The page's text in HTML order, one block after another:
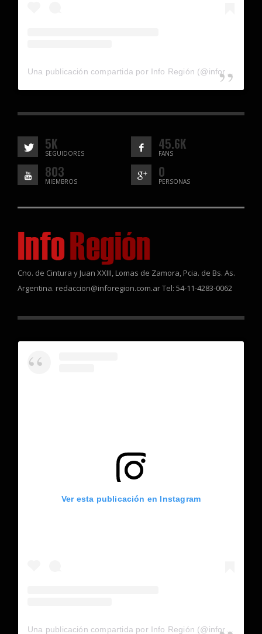
5K
SEGUIDORES
45.6K
FANS
803
MIEMBROS
0
PERSONAS
Cno. de Cintura y Juan XXIII, Lomas de Zamora, Pcia. de Bs. As.
Argentina. redaccion@inforegion.com.ar Tel: 54-11-4283-0062
Ver esta publicación en Instagram
Una publicación compartida por Info Región (@inforegion_redes)